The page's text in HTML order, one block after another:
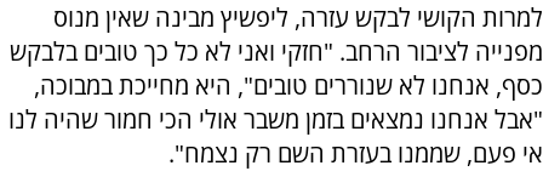
למרות הקושי לבקש עזרה, ליפשיץ מבינה שאין מנוס
מפנייה לציבור הרחב. "חזקי ואני לא כל כך טובים בלבקש
כסף, אנחנו לא שנוררים טובים", היא מחייכת במבוכה,
"אבל אנחנו נמצאים בזמן משבר אולי הכי חמור שהיה לנו
אי פעם, שממנו בעזרת השם רק נצמח".